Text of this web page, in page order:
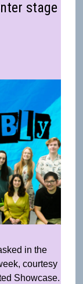
stage
in the
courtesy
Showcase.